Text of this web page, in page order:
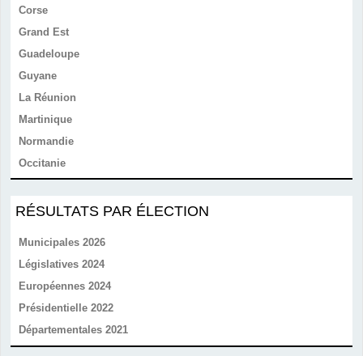
Corse
Grand Est
Guadeloupe
Guyane
La Réunion
Martinique
Normandie
Occitanie
RÉSULTATS PAR ÉLECTION
Municipales 2026
Législatives 2024
Européennes 2024
Présidentielle 2022
Départementales 2021